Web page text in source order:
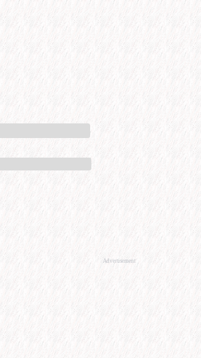
Advertisement